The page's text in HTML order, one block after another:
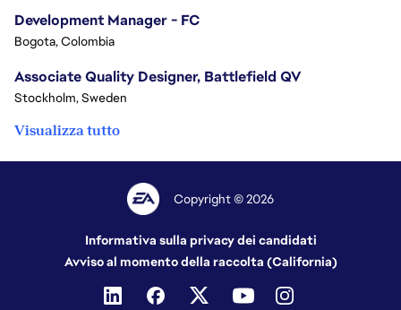
Development Manager - FC
Bogota, Colombia
Associate Quality Designer, Battlefield QV
Stockholm, Sweden
Visualizza tutto
Copyright © 2026
Informativa sulla privacy dei candidati
Avviso al momento della raccolta (California)